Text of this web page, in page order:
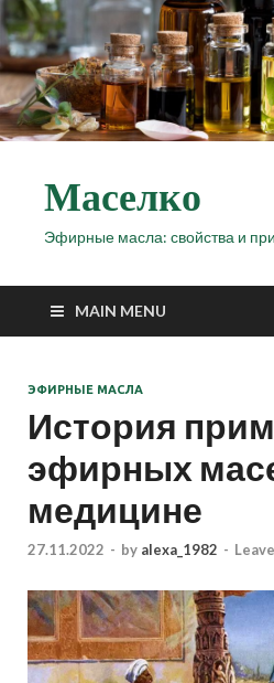
Маселко
Эфирные масла: свойства и
MAIN MENU
ЭФИРНЫЕ МАСЛА
История
эфирных
медицине
27.11.2022 - by alexa_1982 -